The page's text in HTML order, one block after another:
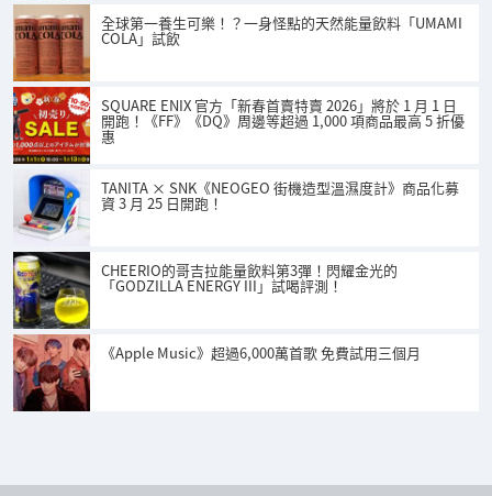
全球第一養生可樂！？一身怪點的天然能量飲料「UMAMI
COLA」試飲
SQUARE ENIX 官方「新春首賣特賣 2026」將於 1 月 1 日
開跑！《FF》《DQ》周邊等超過 1,000 項商品最高 5 折優
惠
TANITA × SNK《NEOGEO 街機造型溫濕度計》商品化募
資 3 月 25 日開跑！
CHEERIO的哥吉拉能量飲料第3彈！閃耀金光的
「GODZILLA ENERGY III」試喝評測！
《Apple Music》超過6,000萬首歌 免費試用三個月